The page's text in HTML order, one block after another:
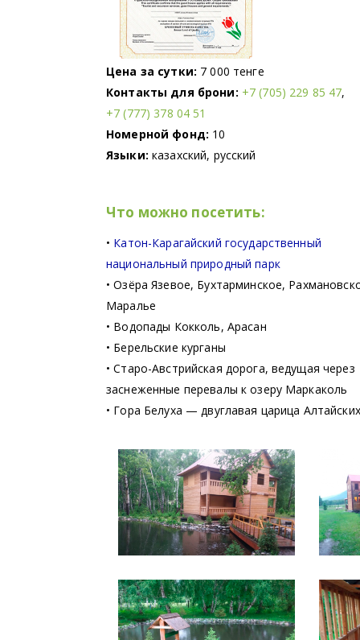
Цена за сутки: 7 000 тенге
Контакты для брони: +7 (705) 229 85 47,
+7 (777) 378 04 51
Номерной фонд: 10
Языки: казахский, русский
Что можно посетить:
• Катон-Карагайский государственный
национальный природный парк
• Озёра Язевое, Бухтарминское,
Маралье
• Водопады Кокколь, Арасан
• Берельские курганы
• Старо-Австрийская дорога, ведущая через
заснеженные перевалы к озеру Маркаколь
• Гора Белуха — двуглавая царица